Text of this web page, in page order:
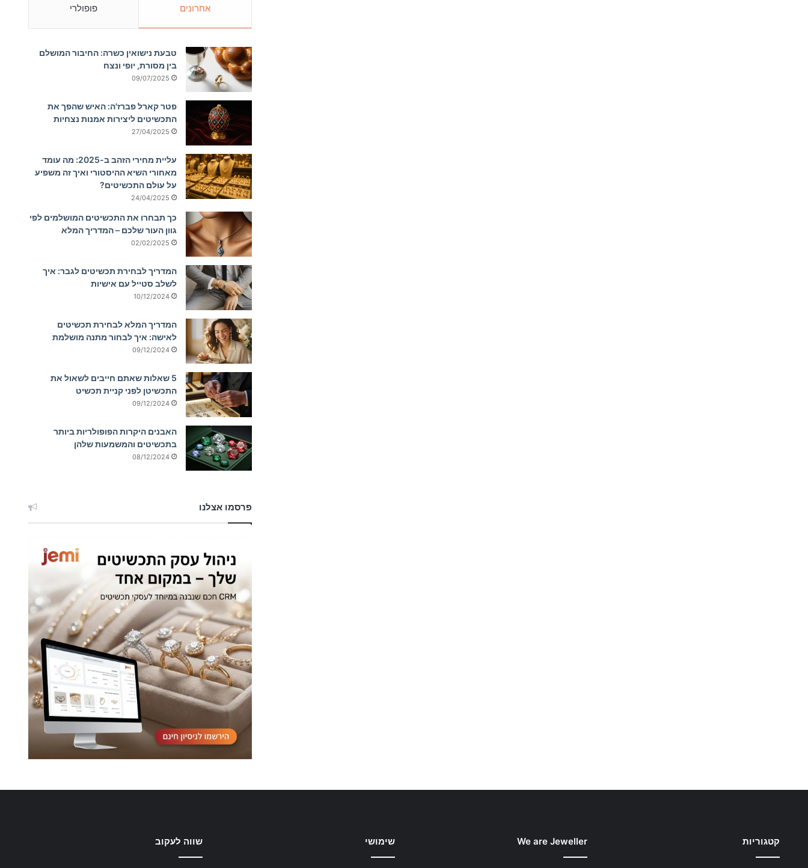
אחרונים פופולרי
טבעת נישואין כשרה: החיבור המושלם
בין מסורת, יופי ונצח
09/07/2025
פטר קארל פברז'ה: האיש שהפך את
התכשיטים ליצירות אמנות נצחיות
27/04/2025
עליית מחירי הזהב ב-2025: מה עומד
מאחורי השיא ההיסטורי ואיך זה משפיע
על עולם התכשיטים?
24/04/2025
כך תבחרו את התכשיטים המושלמים לפי
גוון העור שלכם – המדריך המלא
02/02/2025
המדריך לבחירת תכשיטים לגבר: איך
לשלב סטייל עם אישיות
10/12/2024
המדריך המלא לבחירת תכשיטים
לאישה: איך לבחור מתנה מושלמת
09/12/2024
5 שאלות שאתם חייבים לשאול את
התכשיטן לפני קניית תכשיט
09/12/2024
האבנים היקרות הפופולריות ביותר
בתכשיטים והמשמעות שלהן
08/12/2024
פרסמו אצלנו
קטגוריות We are Jeweller שימושי שווה לעקוב